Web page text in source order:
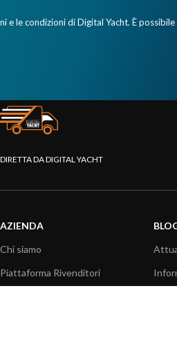
le condizioni di Digital Yacht. È
DA DIGITAL YACHT
AZIENDA
Chi siamo
Piattaforma Rivenditori